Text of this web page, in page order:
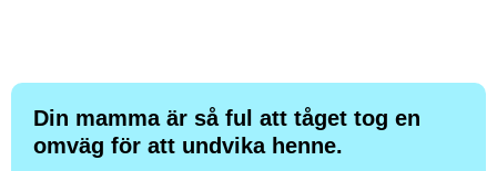
Din mamma är så ful att tåget tog en
omväg för att undvika henne.